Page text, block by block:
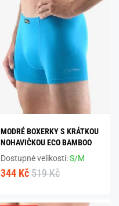
MODRÉ BOXERKY S KRÁTKOU
NOHAVIČKOU ECO BAMBOO
Dostupné velikosti:S/M
344 Kč 519 Kč